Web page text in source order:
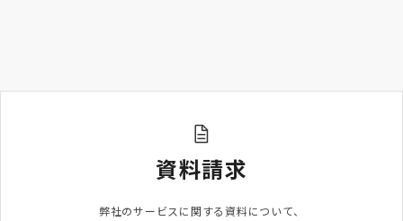
資料請求
弊社のサービスに関する資料について、